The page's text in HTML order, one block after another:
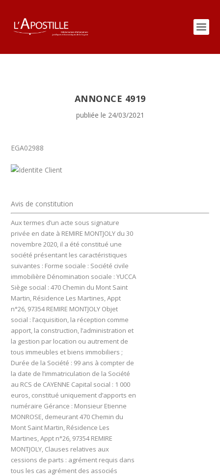
ANNONCE 4919
publiée le 24/03/2021
EGA02988
Avis de constitution
Aux termes d’un acte sous signature
privée en date à REMIRE MONTJOLY du 30
novembre 2020, il a été constitué une
société présentant les caractéristiques
suivantes : Forme sociale : Société civile
immobilière Dénomination sociale : YUCCA
Siège social : 470 Chemin du Mont Saint
Martin, Résidence Les Martines, Appt
n°26, 97354 REMIRE MONTJOLY Objet
social : l’acquisition, la réception comme
apport, la construction, l’administration et
la gestion par location ou autrement de
tous immeubles et biens immobiliers ;
Durée de la Société : 99 ans à compter de
la date de l’immatriculation de la Société
au RCS de CAYENNE Capital social : 1 000
euros, constitué uniquement d’apports en
numéraire Gérance : Monsieur Etienne
MONROSE, demeurant 470 Chemin du
Mont Saint Martin, Résidence Les
Martines, Appt n°26, 97354 REMIRE
MONTJOLY, Clauses relatives aux
cessions de parts : agrément requis dans
tous les cas agrément des associés